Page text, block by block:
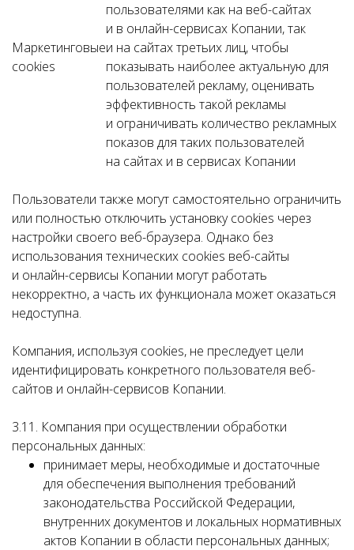
Маркетинговые
cookies
пользователями как на веб-сайтах
и в онлайн-сервисах Копании, так
и на сайтах третьих лиц, чтобы
показывать наиболее актуальную для
пользователей рекламу, оценивать
эффективность такой рекламы
и ограничивать количество рекламных
показов для таких пользователей
на сайтах и в сервисах Копании
Пользователи также могут самостоятельно ограничить
или полностью отключить установку cookies через
настройки своего веб-браузера. Однако без
использования технических cookies веб-сайты
и онлайн-сервисы Копании могут работать
некорректно, а часть их функционала может оказаться
недоступна.
Компания, используя cookies, не преследует цели
идентифицировать конкретного пользователя веб-
сайтов и онлайн-сервисов Копании.
3.11. Компания при осуществлении обработки
персональных данных:
принимает меры, необходимые и достаточные
для обеспечения выполнения требований
законодательства Российской Федерации,
внутренних документов и локальных нормативных
актов Копании в области персональных данных;